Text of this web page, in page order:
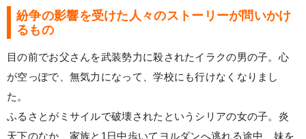
紛争の影響を受けた人々のストーリーが問いかけ
るもの
目の前でお父さんを武装勢力に殺されたイラクの男の子。心
が空っぽで、無気力になって、学校にも行けなくなりまし
た。
ふるさとがミサイルで破壊されたというシリアの女の子。炎
天下のなか、家族と1日中歩いてヨルダンへ逃れる途中、妹を